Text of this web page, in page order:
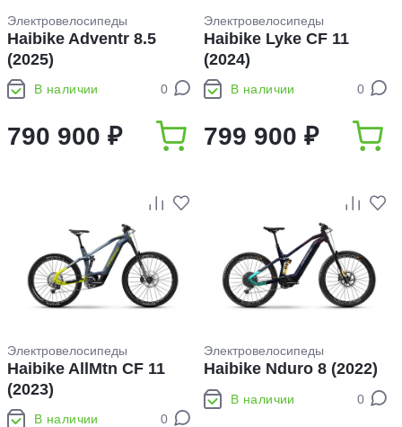
Электровелосипеды
Haibike Adventr 8.5
(2025)
В наличии 0
790 900 ₽
Электровелосипеды
Haibike Lyke CF 11
(2024)
В наличии 0
799 900 ₽
Электровелосипеды
Haibike AllMtn CF 11
(2023)
В наличии 0
Электровелосипеды
Haibike Nduro 8 (2022)
В наличии 0